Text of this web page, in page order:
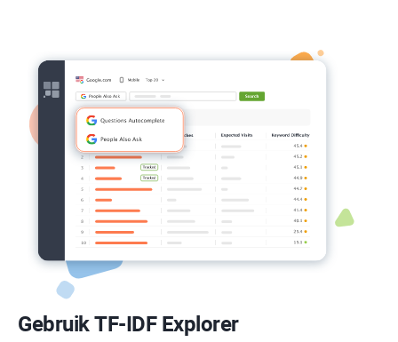
Gebruik TF-IDF Explorer